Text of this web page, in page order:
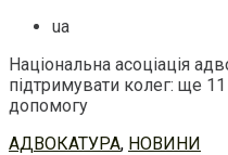
ua
Національна асоціація
підтримувати колег: ще
допомогу
Перейти
АДВОКАТУРА, НОВИНИ